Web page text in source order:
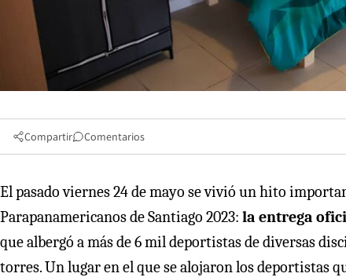
Compartir Comentarios
El pasado viernes 24 de mayo se vivió un hito
Parapanamericanos de Santiago 2023: la entrega
que albergó a más de 6 mil deportistas de diversas
torres. Un lugar en el que se alojaron los deportistas